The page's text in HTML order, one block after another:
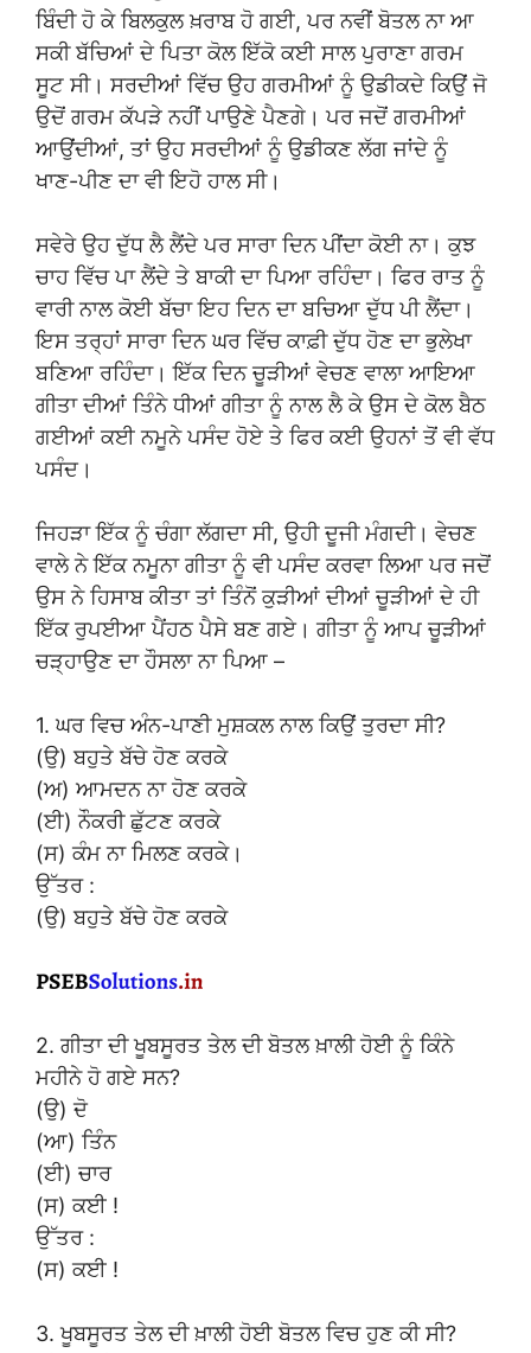
ਬਿੰਦੀ ਹੋ ਕੇ ਬਿਲਕੁਲ ਖ਼ਰਾਬ ਹੋ ਗਈ, ਪਰ ਨਵੀਂ ਬੋਤਲ ਨਾ ਆ
ਸਕੀ ਬੱਚਿਆਂ ਦੇ ਪਿਤਾ ਕੋਲ ਇੱਕੋ ਕਈ ਸਾਲ ਪੁਰਾਣਾ ਗਰਮ
ਸੂਟ ਸੀ। ਸਰਦੀਆਂ ਵਿੱਚ ਉਹ ਗਰਮੀਆਂ ਨੂੰ ਉਡੀਕਦੇ ਕਿਉਂ ਜੋ
ਉਦੋਂ ਗਰਮ ਕੱਪੜੇ ਨਹੀਂ ਪਾਉਣੇ ਪੈਣਗੇ। ਪਰ ਜਦੋਂ ਗਰਮੀਆਂ
ਆਉਂਦੀਆਂ, ਤਾਂ ਉਹ ਸਰਦੀਆਂ ਨੂੰ ਉਡੀਕਣ ਲੱਗ ਜਾਂਦੇ ਨੂੰ
ਖਾਣ-ਪੀਣ ਦਾ ਵੀ ਇਹੋ ਹਾਲ ਸੀ।
ਸਵੇਰੇ ਉਹ ਦੁੱਧ ਲੈ ਲੈਂਦੇ ਪਰ ਸਾਰਾ ਦਿਨ ਪੀਂਦਾ ਕੋਈ ਨਾ। ਕੁਝ
ਚਾਹ ਵਿੱਚ ਪਾ ਲੈਂਦੇ ਤੇ ਬਾਕੀ ਦਾ ਪਿਆ ਰਹਿੰਦਾ। ਫਿਰ ਰਾਤ ਨੂੰ
ਵਾਰੀ ਨਾਲ ਕੋਈ ਬੱਚਾ ਇਹ ਦਿਨ ਦਾ ਬਚਿਆ ਦੁੱਧ ਪੀ ਲੈਂਦਾ।
ਇਸ ਤਰ੍ਹਾਂ ਸਾਰਾ ਦਿਨ ਘਰ ਵਿੱਚ ਕਾਫ਼ੀ ਦੁੱਧ ਹੋਣ ਦਾ ਭੁਲੇਖਾ
ਬਣਿਆ ਰਹਿੰਦਾ। ਇੱਕ ਦਿਨ ਚੂੜੀਆਂ ਵੇਚਣ ਵਾਲਾ ਆਇਆ
ਗੀਤਾ ਦੀਆਂ ਤਿੰਨੇ ਧੀਆਂ ਗੀਤਾ ਨੂੰ ਨਾਲ ਲੈ ਕੇ ਉਸ ਦੇ ਕੋਲ ਬੈਠ
ਗਈਆਂ ਕਈ ਨਮੂਨੇ ਪਸੰਦ ਹੋਏ ਤੇ ਫਿਰ ਕਈ ਉਹਨਾਂ ਤੋਂ ਵੀ ਵੱਧ
ਪਸੰਦ।
ਜਿਹੜਾ ਇੱਕ ਨੂੰ ਚੰਗਾ ਲੱਗਦਾ ਸੀ, ਉਹੀ ਦੂਜੀ ਮੰਗਦੀ। ਵੇਚਣ
ਵਾਲੇ ਨੇ ਇੱਕ ਨਮੂਨਾ ਗੀਤਾ ਨੂੰ ਵੀ ਪਸੰਦ ਕਰਵਾ ਲਿਆ ਪਰ ਜਦੋਂ
ਉਸ ਨੇ ਹਿਸਾਬ ਕੀਤਾ ਤਾਂ ਤਿੰਨੋਂ ਕੁੜੀਆਂ ਦੀਆਂ ਚੂੜੀਆਂ ਦੇ ਹੀ
ਇੱਕ ਰੁਪਈਆ ਪੈਂਹਠ ਪੈਸੇ ਬਣ ਗਏ। ਗੀਤਾ ਨੂੰ ਆਪ ਚੂੜੀਆਂ
ਚੜ੍ਹਾਉਣ ਦਾ ਹੌਸਲਾ ਨਾ ਪਿਆ –
1. ਘਰ ਵਿਚ ਅੰਨ-ਪਾਣੀ ਮੁਸ਼ਕਲ ਨਾਲ ਕਿਉਂ ਤੁਰਦਾ ਸੀ?
(ਉ) ਬਹੁਤੇ ਬੱਚੇ ਹੋਣ ਕਰਕੇ
(ਅ) ਆਮਦਨ ਨਾ ਹੋਣ ਕਰਕੇ
(ਈ) ਨੌਕਰੀ ਛੁੱਟਣ ਕਰਕੇ
(ਸ) ਕੰਮ ਨਾ ਮਿਲਣ ਕਰਕੇ।
ਉੱਤਰ :
(ਉ) ਬਹੁਤੇ ਬੱਚੇ ਹੋਣ ਕਰਕੇ
2. ਗੀਤਾ ਦੀ ਖੂਬਸੂਰਤ ਤੇਲ ਦੀ ਬੋਤਲ ਖ਼ਾਲੀ ਹੋਈ ਨੂੰ ਕਿੰਨੇ
ਮਹੀਨੇ ਹੋ ਗਏ ਸਨ?
(ਉ) ਦੋ
(ਆ) ਤਿੰਨ
(ਈ) ਚਾਰ
(ਸ) ਕਈ !
ਉੱਤਰ :
(ਸ) ਕਈ !
3. ਖੂਬਸੂਰਤ ਤੇਲ ਦੀ ਖ਼ਾਲੀ ਹੋਈ ਬੋਤਲ ਵਿਚ ਹੁਣ ਕੀ ਸੀ?